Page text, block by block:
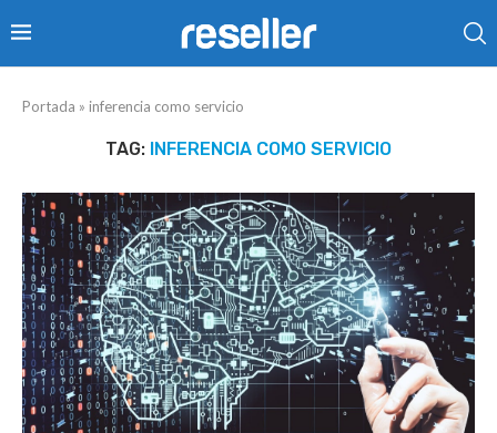
Portada » inferencia como servicio
TAG: INFERENCIA COMO SERVICIO